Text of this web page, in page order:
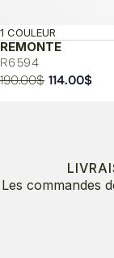
REMONTE
R6594
1 COULEUR
190.00$ Le
114.00$Le
Les commandes